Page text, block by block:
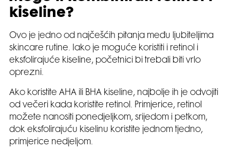
kiseline?
Ovo je jedno od najčešćih pitanja među ljubiteljima
skincare rutine. Iako je moguće koristiti i retinol i
eksfolirajuće kiseline, početnici bi trebali biti vrlo
oprezni.
Ako koristite AHA ili BHA kiseline, najbolje ih je odvojiti
od večeri kada koristite retinol. Primjerice, retinol
možete nanositi ponedjeljkom, srijedom i petkom,
dok eksfolirajuću kiselinu koristite jednom tjedno,
primjerice nedjeljom.